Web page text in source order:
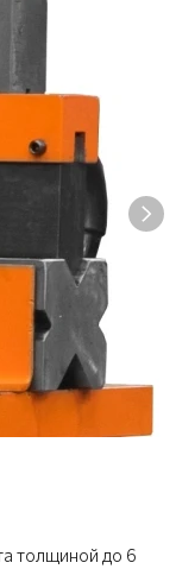
толщиной до 6